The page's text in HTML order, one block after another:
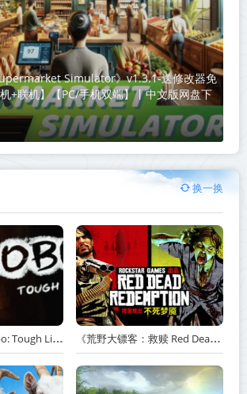
Simulator》v1.3.1-送修改器免
+联机】【PC/手机双端】丨中文版网盘下
换一换
《乞丐模拟器 Hobo: Tough Life》v1.20.010-赠原声带+解锁全人物满级通关存档+多项修改器【单机+联机】丨中文版网盘下载 《荒野大镖客：救赎 Red Dead Redemption》v1.0.42.46611-送修改器丨中文版网盘下载